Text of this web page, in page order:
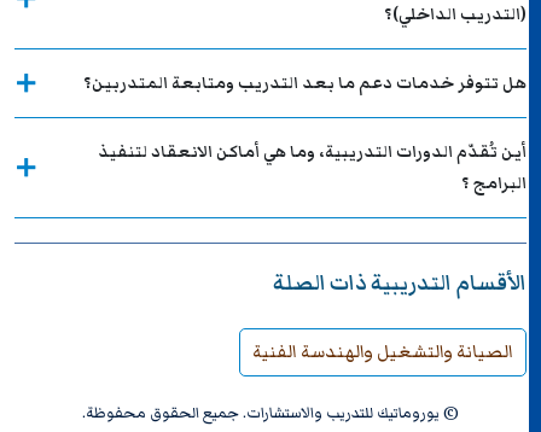
(التدريب الداخلي)؟
هل تتوفر خدمات دعم ما بعد التدريب ومتابعة المتدربين؟
أين تُقدّم الدورات التدريبية، وما هي أماكن الانعقاد لتنفيذ
البرامج ؟
الأقسام التدريبية ذات الصلة
الصيانة والتشغيل والهندسة الفنية
© يوروماتيك للتدريب والاستشارات. جميع الحقوق محفوظة.